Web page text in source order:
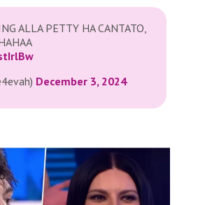
ALLA PETTY HA CANTATO,
December 3, 2024